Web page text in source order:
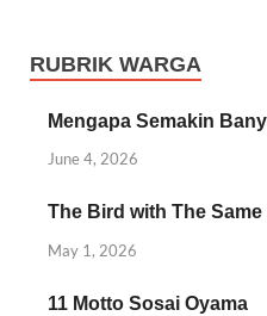
RUBRIK WARGA
Mengapa Semakin
June 4, 2026
The Bird with The
May 1, 2026
11 Motto Sosai Oyama